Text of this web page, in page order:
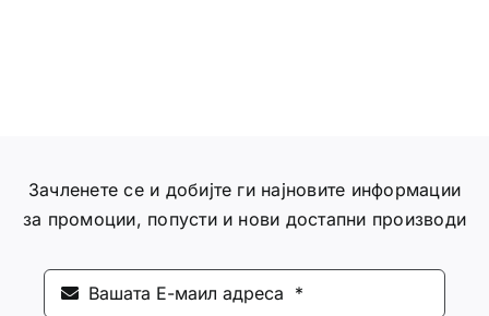
Зачленете се и добијте ги најновите информации
за промоции, попусти и нови достапни производи